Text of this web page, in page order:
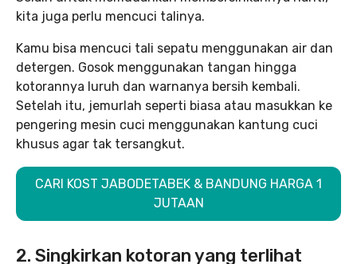
kita juga perlu mencuci talinya.
Kamu bisa mencuci tali sepatu menggunakan air dan
detergen. Gosok menggunakan tangan hingga
kotorannya luruh dan warnanya bersih kembali.
Setelah itu, jemurlah seperti biasa atau masukkan ke
pengering mesin cuci menggunakan kantung cuci
khusus agar tak tersangkut.
CARI KOST JABODETABEK & BANDUNG HARGA 1
JUTAAN
2. Singkirkan kotoran yang terlihat